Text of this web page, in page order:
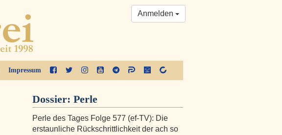
Impressum
Anmelden
Dossier: Perle
Perle des Tages Folge 577 (ef-TV): Die
erstaunliche Rückschrittlichkeit der ach so